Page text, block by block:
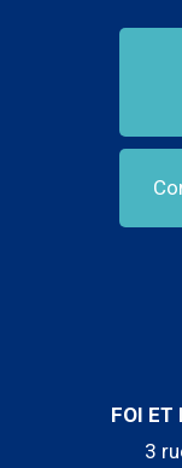
FOI ET
3